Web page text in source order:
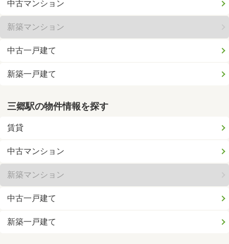
中古マンション
新築マンション
中古一戸建て
新築一戸建て
三郷駅の物件情報を探す
賃貸
中古マンション
新築マンション
中古一戸建て
新築一戸建て